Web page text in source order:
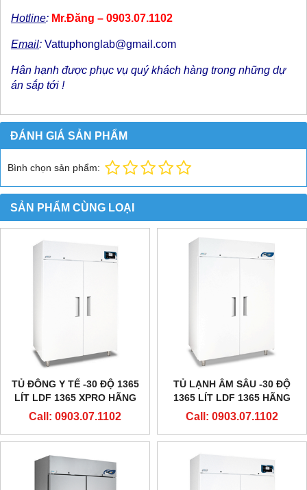
Hotline: Mr.Đăng – 0903.07.1102
Email: Vattuphonglab@gmail.com
Hân hạnh được phục vụ quý khách hàng trong những dự
án sắp tới !
ĐÁNH GIÁ SẢN PHẨM
Bình chọn sản phẩm:
SẢN PHẨM CÙNG LOẠI
TỦ ĐÔNG Y TẾ -30 ĐỘ 1365
LÍT LDF 1365 XPRO HÃNG
EVERMED - Ý
Call: 0903.07.1102
TỦ LẠNH ÂM SÂU -30 ĐỘ
1365 LÍT LDF 1365 HÃNG
EVERMED - Ý
Call: 0903.07.1102